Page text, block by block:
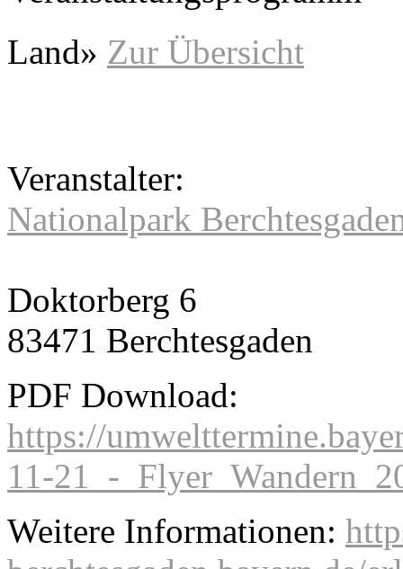
Land» Zur Übersicht
Veranstalter:
Nationalpark
Doktorberg 6
83471 Berchtesgaden
PDF Download:
https://
11-21_-
Weitere Informationen: